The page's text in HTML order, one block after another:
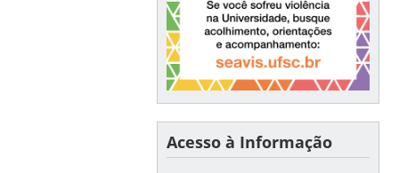
Acesso à Informação